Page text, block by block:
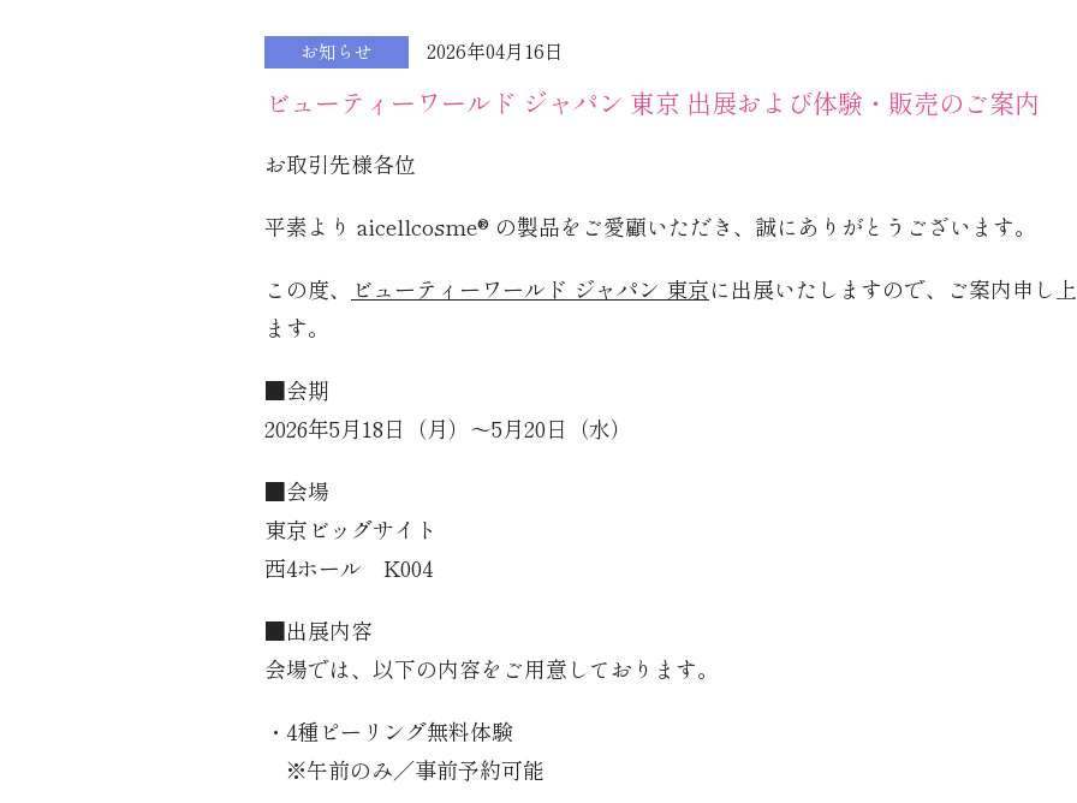
お知らせ 2026年04月16日
ビューティーワールド ジャパン 東京 出展および体験・販売のご案内
お取引先様各位
平素より aicellcosme® の製品をご愛顧いただき、誠にありがとうございます。
この度、 ビューティーワールド ジャパン 東京 に出展いたしますので、ご案内申し
ます。
■会期
2026年5月18日（月）〜5月20日（水）
■会場
東京ビッグサイト
西4ホール K004
■出展内容
会場では、以下の内容をご用意しております。
・4種ピーリング無料体験
※午前のみ／事前予約可能